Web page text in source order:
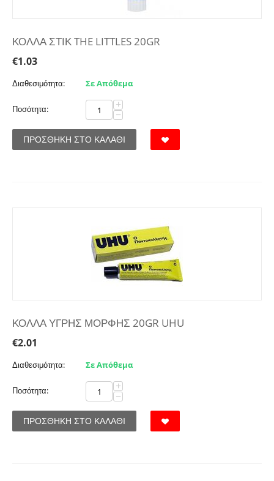
ΚΟΛΛΑ ΣΤΙΚ THE LITTLES 20GR
€1.03
Διαθεσιμότητα: Σε Απόθεμα
Ποσότητα: +
−
ΠΡΟΣΘΉΚΗ ΣΤΟ ΚΑΛΆΘΙ
ΚΟΛΛΑ ΥΓΡΗΣ ΜΟΡΦΗΣ 20GR UHU
€2.01
Διαθεσιμότητα: Σε Απόθεμα
Ποσότητα: +
−
ΠΡΟΣΘΉΚΗ ΣΤΟ ΚΑΛΆΘΙ